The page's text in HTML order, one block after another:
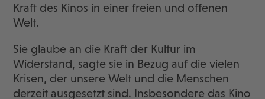
Kraft des Kinos in einer freien und offenen
Welt.
Sie glaube an die Kraft der Kultur im
Widerstand, sagte sie in Bezug auf die vielen
Krisen, der unsere Welt und die Menschen
derzeit ausgesetzt sind. Insbesondere das Kino